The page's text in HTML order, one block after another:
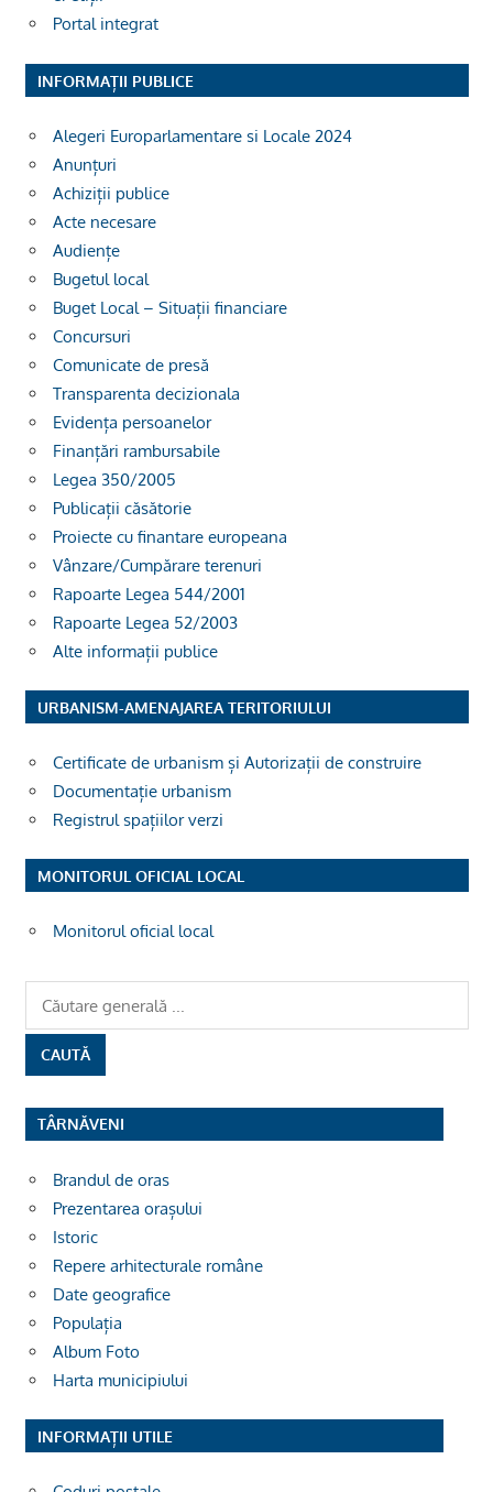
Portal integrat
INFORMAȚII PUBLICE
Alegeri Europarlamentare si Locale 2024
Anunțuri
Achiziții publice
Acte necesare
Audiențe
Bugetul local
Buget Local – Situații financiare
Concursuri
Comunicate de presă
Transparenta decizionala
Evidența persoanelor
Finanțări rambursabile
Legea 350/2005
Publicații căsătorie
Proiecte cu finantare europeana
Vânzare/Cumpărare terenuri
Rapoarte Legea 544/2001
Rapoarte Legea 52/2003
Alte informații publice
URBANISM-AMENAJAREA TERITORIULUI
Certificate de urbanism și Autorizații de construire
Documentație urbanism
Registrul spațiilor verzi
MONITORUL OFICIAL LOCAL
Monitorul oficial local
TÂRNĂVENI
Brandul de oras
Prezentarea orașului
Istoric
Repere arhitecturale române
Date geografice
Populația
Album Foto
Harta municipiului
INFORMAȚII UTILE